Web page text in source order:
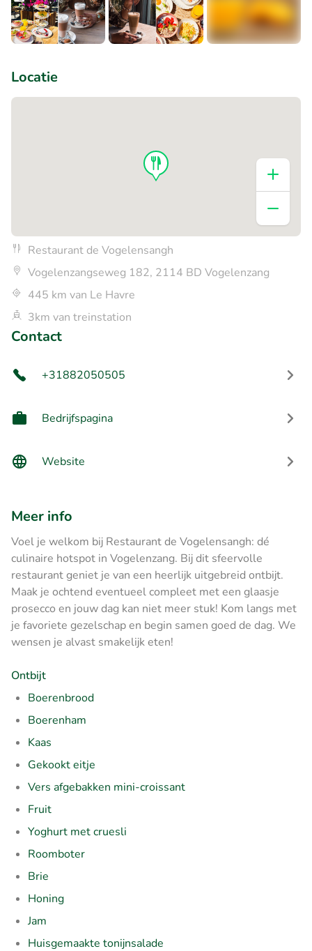
Locatie
Restaurant de Vogelensangh
Vogelenzangseweg 182, 2114 BD Vogelenzang
445 km van Le Havre
3km van treinstation
Contact
+31882050505
Bedrijfspagina
Website
Meer info
Voel je welkom bij Restaurant de Vogelensangh: dé
culinaire hotspot in Vogelenzang. Bij dit sfeervolle
restaurant geniet je van een heerlijk uitgebreid ontbijt.
Maak je ochtend eventueel compleet met een glaasje
prosecco en jouw dag kan niet meer stuk! Kom langs met
je favoriete gezelschap en begin samen goed de dag. We
wensen je alvast smakelijk eten!
Ontbijt
Boerenbrood
Boerenham
Kaas
Gekookt eitje
Vers afgebakken mini-croissant
Fruit
Yoghurt met cruesli
Roomboter
Brie
Honing
Jam
Huisgemaakte tonijnsalade